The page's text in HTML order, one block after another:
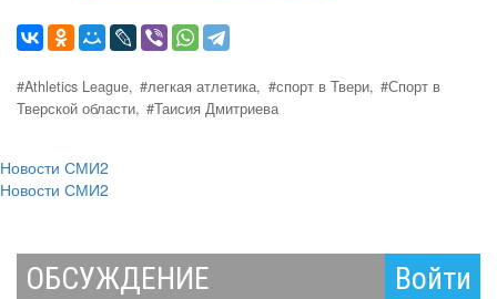
#Athletics League, #легкая атлетика, #спорт в Твери, #Спорт в
Тверской области, #Таисия Дмитриева
Новости СМИ2
Новости СМИ2
ОБСУЖДЕНИЕ Войти